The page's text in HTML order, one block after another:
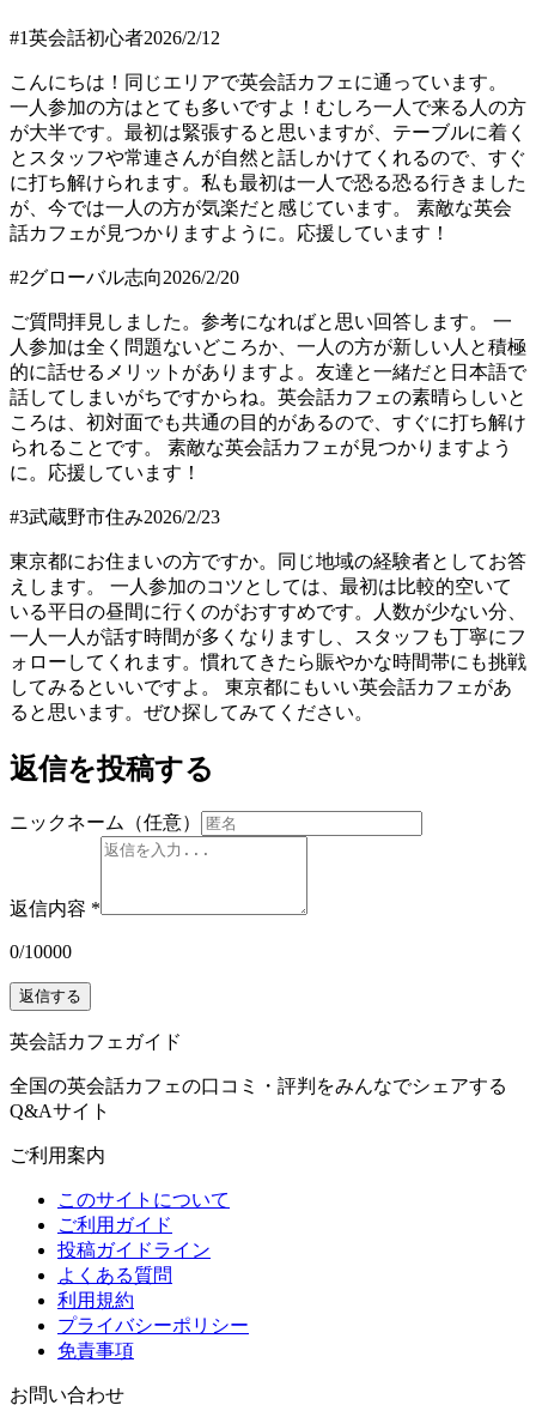
#1英会話初心者2026/2/12
こんにちは！同じエリアで英会話カフェに通っています。
一人参加の方はとても多いですよ！むしろ一人で来る人の方
が大半です。最初は緊張すると思いますが、テーブルに着く
とスタッフや常連さんが自然と話しかけてくれるので、すぐ
に打ち解けられます。私も最初は一人で恐る恐る行きました
が、今では一人の方が気楽だと感じています。 素敵な英会
話カフェが見つかりますように。応援しています！
#2グローバル志向2026/2/20
ご質問拝見しました。参考になればと思い回答します。 一
人参加は全く問題ないどころか、一人の方が新しい人と積極
的に話せるメリットがありますよ。友達と一緒だと日本語で
話してしまいがちですからね。英会話カフェの素晴らしいと
ころは、初対面でも共通の目的があるので、すぐに打ち解け
られることです。 素敵な英会話カフェが見つかりますよう
に。応援しています！
#3武蔵野市住み2026/2/23
東京都にお住まいの方ですか。同じ地域の経験者としてお答
えします。 一人参加のコツとしては、最初は比較的空いて
いる平日の昼間に行くのがおすすめです。人数が少ない分、
一人一人が話す時間が多くなりますし、スタッフも丁寧にフ
ォローしてくれます。慣れてきたら賑やかな時間帯にも挑戦
してみるといいですよ。 東京都にもいい英会話カフェがあ
ると思います。ぜひ探してみてください。
返信を投稿する
ニックネーム（任意）
返信内容 *
0/10000
返信する
英会話カフェガイド
全国の英会話カフェの口コミ・評判をみんなでシェアする
Q&Aサイト
ご利用案内
このサイトについて
ご利用ガイド
投稿ガイドライン
よくある質問
利用規約
プライバシーポリシー
免責事項
お問い合わせ